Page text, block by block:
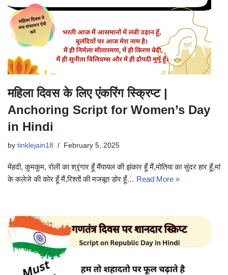
महिला दिवस के लिए एंकरिंग स्क्रिप्ट |
Anchoring Script for Women’s Day
in Hindi
by tinklejain18 February 5, 2025
मेंहदी, कुमकुम, रोली का श्रृंगार हूँ मैंपायल की झंकार हूँ मैं,मोतिया का सुंदर हार हूँ,मां
के कलेजे की कोर हूँ मैं,रिश्तों की मजबूत डोर हूँ… Read More »